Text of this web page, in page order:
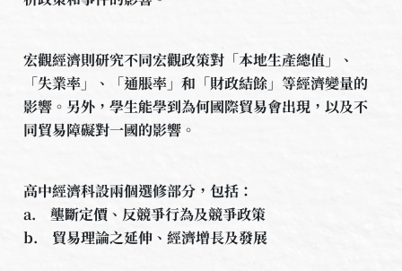
宏觀經濟則研究不同宏觀政策對「本地生產總值」、
「失業率」、「通脹率」和「財政結餘」等經濟變量的
影響。另外，學生能學到為何國際貿易會出現，以及不
同貿易障礙對一國的影響。
高中經濟科設兩個選修部分，包括：
a. 壟斷定價、反競爭行為及競爭政策
b. 貿易理論之延伸、經濟增長及發展